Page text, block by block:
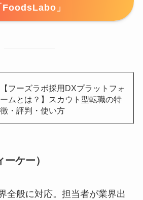
FoodsLabo」
【フーズラボ採用DXプラットフォ
ームとは？】スカウト型転職の特
徴・評判・使い方
ケー）
全般に対応。担当者が業界出